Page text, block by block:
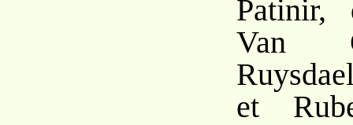
Patinir,
Van
et